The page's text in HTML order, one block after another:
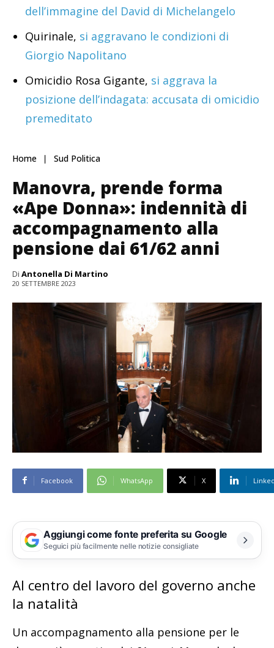
dell’immagine del David di Michelangelo
Quirinale, si aggravano le condizioni di
Giorgio Napolitano
Omicidio Rosa Gigante, si aggrava la
posizione dell’indagata: accusata di omicidio
premeditato
Home Sud Politica
Manovra, prende forma
«Ape Donna»: indennità di
accompagnamento alla
pensione dai 61/62 anni
Di Antonella Di Martino
20 SETTEMBRE 2023
Facebook WhatsApp X
Aggiungi come fonte preferita su Google
Seguici più facilmente nelle notizie consigliate
Al centro del lavoro del governo anche
la natalità
Un accompagnamento alla pensione per le